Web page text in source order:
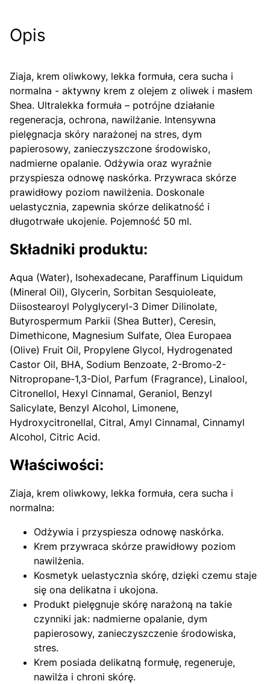
Opis
Ziaja, krem oliwkowy, lekka formuła, cera sucha i
normalna - aktywny krem z olejem z oliwek i masłem
Shea. Ultralekka formuła – potrójne działanie
regeneracja, ochrona, nawilżanie. Intensywna
pielęgnacja skóry narażonej na stres, dym
papierosowy, zanieczyszczone środowisko,
nadmierne opalanie. Odżywia oraz wyraźnie
przyspiesza odnowę naskórka. Przywraca skórze
prawidłowy poziom nawilżenia. Doskonale
uelastycznia, zapewnia skórze delikatność i
długotrwałe ukojenie. Pojemność 50 ml.
Składniki produktu:
Aqua (Water), Isohexadecane, Paraffinum Liquidum
(Mineral Oil), Glycerin, Sorbitan Sesquioleate,
Diisostearoyl Polyglyceryl-3 Dimer Dilinolate,
Butyrospermum Parkii (Shea Butter), Ceresin,
Dimethicone, Magnesium Sulfate, Olea Europaea
(Olive) Fruit Oil, Propylene Glycol, Hydrogenated
Castor Oil, BHA, Sodium Benzoate, 2-Bromo-2-
Nitropropane-1,3-Diol, Parfum (Fragrance), Linalool,
Citronellol, Hexyl Cinnamal, Geraniol, Benzyl
Salicylate, Benzyl Alcohol, Limonene,
Hydroxycitronellal, Citral, Amyl Cinnamal, Cinnamyl
Alcohol, Citric Acid.
Właściwości:
Ziaja, krem oliwkowy, lekka formuła, cera sucha i
normalna:
Odżywia i przyspiesza odnowę naskórka.
Krem przywraca skórze prawidłowy poziom
nawilżenia.
Kosmetyk uelastycznia skórę, dzięki czemu staje
się ona delikatna i ukojona.
Produkt pielęgnuje skórę narażoną na takie
czynniki jak: nadmierne opalanie, dym
papierosowy, zanieczyszczenie środowiska,
stres.
Krem posiada delikatną formułę, regeneruje,
nawilża i chroni skórę.